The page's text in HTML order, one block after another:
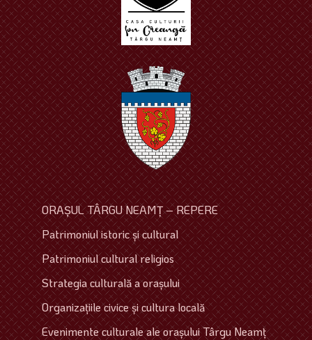
ORAŞUL TÂRGU NEAMŢ – REPERE
Patrimoniul istoric şi cultural
Patrimoniul cultural religios
Strategia culturală a oraşului
Organizaţiile civice şi cultura locală
Evenimente culturale ale oraşului Târgu Neamţ